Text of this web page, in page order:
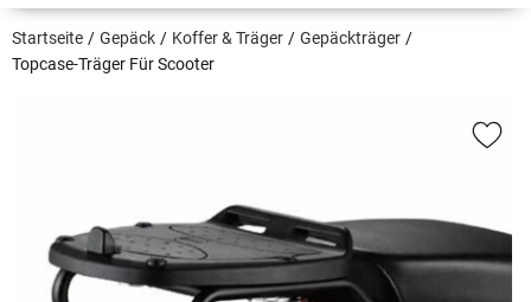
Startseite Gepäck Koffer & Träger
Gepäckträger
Topcase-Träger Für Scooter